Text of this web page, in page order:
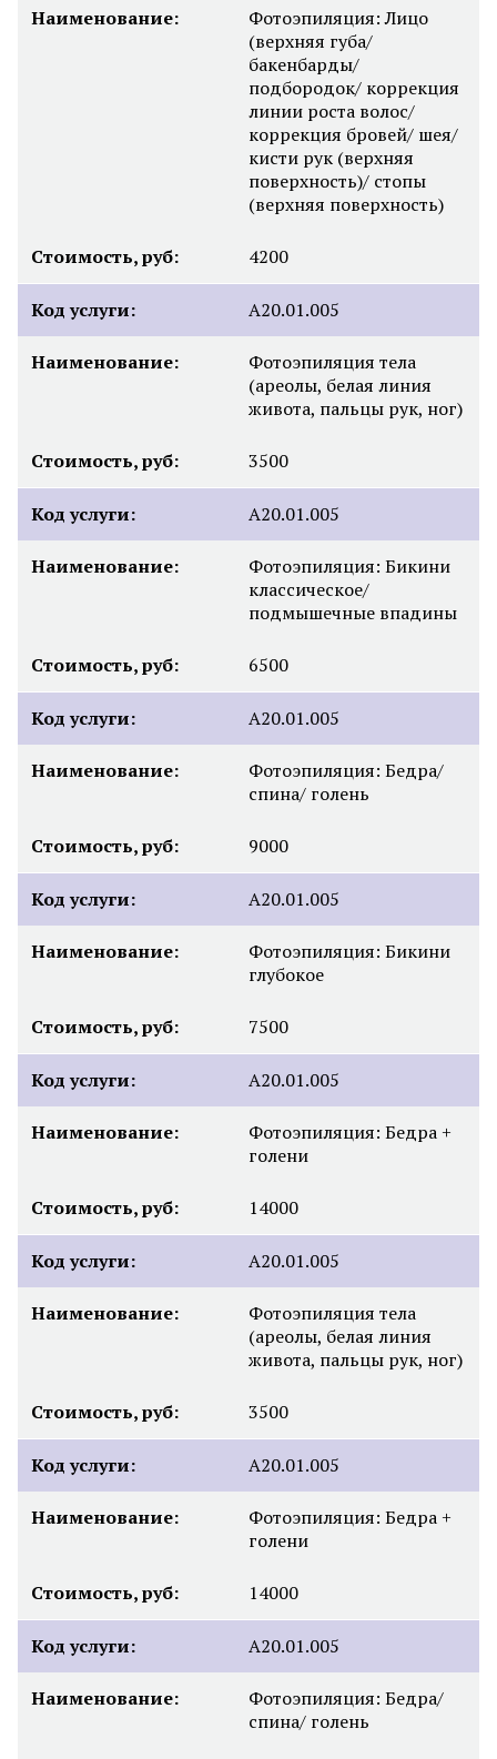
Наименование:
Фотоэпиляция: Лицо
(верхняя губа/
бакенбарды/
подбородок/ коррекция
линии роста волос/
коррекция бровей/ шея/
кисти рук (верхняя
поверхность)/ стопы
(верхняя поверхность)
Стоимость, руб: 4200
Код услуги: А20.01.005
Наименование:
Фотоэпиляция тела
(ареолы, белая линия
живота, пальцы рук, ног)
Стоимость, руб: 3500
Код услуги: А20.01.005
Наименование:
Фотоэпиляция: Бикини
классическое/
подмышечные впадины
Стоимость, руб: 6500
Код услуги: А20.01.005
Наименование:
Фотоэпиляция: Бедра/
спина/ голень
Стоимость, руб: 9000
Код услуги: А20.01.005
Наименование:
Фотоэпиляция: Бикини
глубокое
Стоимость, руб: 7500
Код услуги: А20.01.005
Наименование:
Фотоэпиляция: Бедра +
голени
Стоимость, руб: 14000
Код услуги: А20.01.005
Наименование:
Фотоэпиляция тела
(ареолы, белая линия
живота, пальцы рук, ног)
Стоимость, руб: 3500
Код услуги: А20.01.005
Наименование:
Фотоэпиляция: Бедра +
голени
Стоимость, руб: 14000
Код услуги: А20.01.005
Наименование:
Фотоэпиляция: Бедра/
спина/ голень